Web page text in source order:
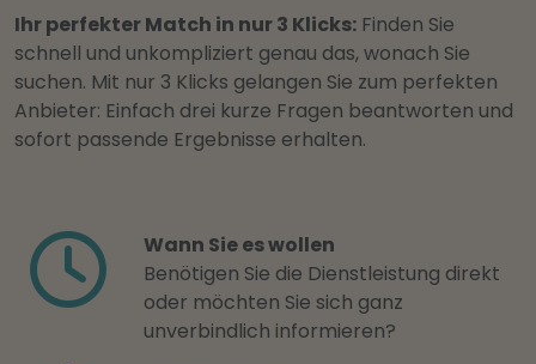
Ihr perfekter Match in nur 3 Klicks: Finden Sie
schnell und unkompliziert genau das, wonach Sie
suchen. Mit nur 3 Klicks gelangen Sie zum perfekten
Anbieter: Einfach drei kurze Fragen beantworten und
sofort passende Ergebnisse erhalten.
Wann Sie es wollen
Benötigen Sie die Dienstleistung direkt
oder möchten Sie sich ganz
unverbindlich informieren?